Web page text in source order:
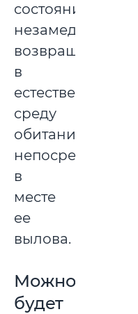
состояния
незамедлительно
возвращаться
в
естественную
среду
обитания
непосредственно
в
месте
ее
вылова.
Можно
будет